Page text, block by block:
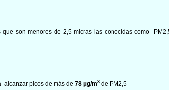
son menores de 2,5 micras las conocidas como
alcanzar picos de más de 78 µg/m3 de PM2,5